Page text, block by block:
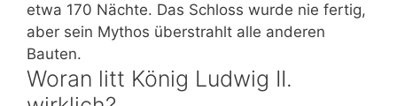
etwa 170 Nächte. Das Schloss wurde nie fertig,
aber sein Mythos überstrahlt alle anderen
Bauten.
Woran litt König Ludwig II.